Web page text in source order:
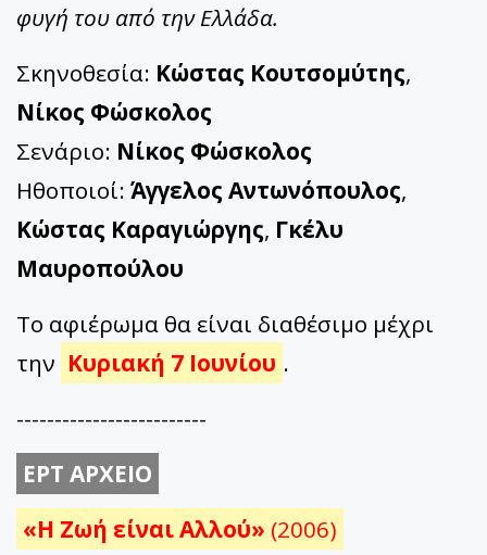
φυγή του από την Ελλάδα.
Σκηνοθεσία: Κώστας Κουτσομύτης,
Νίκος Φώσκολος
Σενάριο: Νίκος Φώσκολος
Ηθοποιοί: Άγγελος Αντωνόπουλος,
Κώστας Καραγιώργης, Γκέλυ
Μαυροπούλου
Το αφιέρωμα θα είναι διαθέσιμο μέχρι
την Κυριακή 7 Ιουνίου .
-------------------------
ΕΡΤ ΑΡΧΕΙΟ
«Η Ζωή είναι Αλλού» (2006)